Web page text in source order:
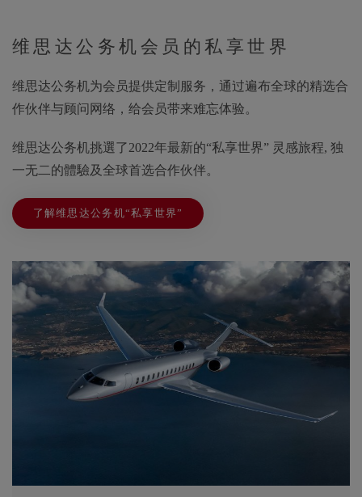
维思达公务机会员的私享世界
维思达公务机为会员提供定制服务，通过遍布全球的精选合
作伙伴与顾问网络，给会员带来难忘体验。
维思达公务机挑選了2022年最新的“私享世界” 灵感旅程, 独
一无二的體驗及全球首选合作伙伴。
了解维思达公务机“私享世界”